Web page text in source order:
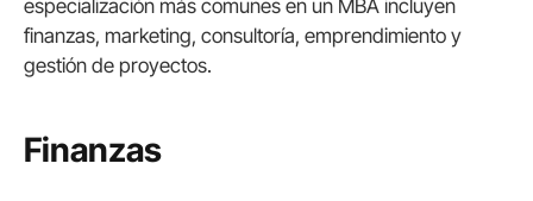
especialización más comunes en un MBA incluyen
finanzas, marketing, consultoría, emprendimiento y
gestión de proyectos.
Finanzas